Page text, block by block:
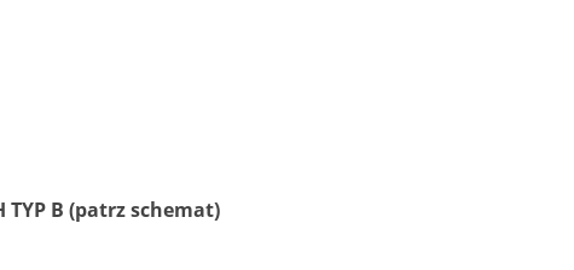
TYP B (patrz schemat)